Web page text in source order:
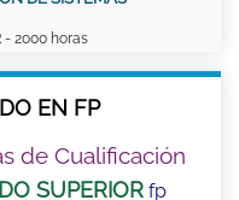
- 2000 horas
EN FP
de Cualificación
SUPERIOR fp